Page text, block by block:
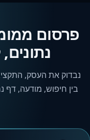
פרסום
נבדוק את העסק,